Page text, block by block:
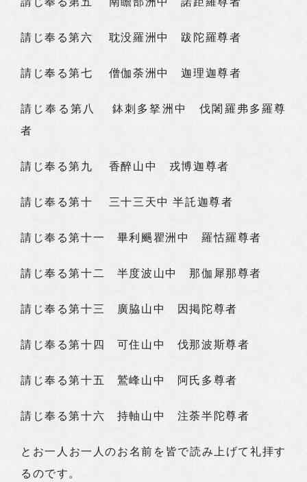
請じ奉る第六 耽没羅洲中 跋陀羅尊者
請じ奉る第七 僧伽荼洲中 迦理迦尊者
請じ奉る第八 鉢刺多拏洲中 伐闍羅弗多羅尊
者
請じ奉る第九 香醉山中 戎博迦尊者
請じ奉る第十 三十三天中 半託迦尊者
請じ奉る第十一 畢利颺瞿洲中 羅怙羅尊者
請じ奉る第十二 半度波山中 那伽犀那尊者
請じ奉る第十三 廣脇山中 因掲陀尊者
請じ奉る第十四 可住山中 伐那波斯尊者
請じ奉る第十五 鷲峰山中 阿氏多尊者
請じ奉る第十六 持軸山中 注荼半陀尊者
とお一人お一人のお名前を皆で読み上げて礼拝す
るのです。